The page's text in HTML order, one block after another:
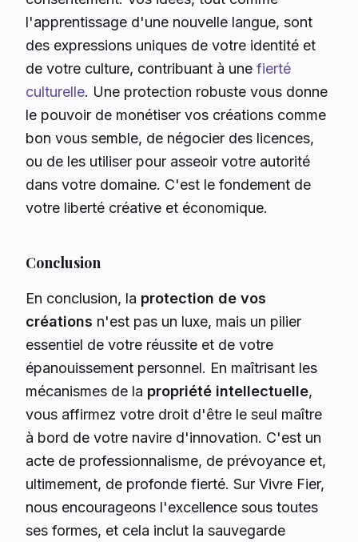
l'apprentissage d'une nouvelle langue, sont
des expressions uniques de votre identité et
de votre culture, contribuant à une fierté
culturelle. Une protection robuste vous donne
le pouvoir de monétiser vos créations comme
bon vous semble, de négocier des licences,
ou de les utiliser pour asseoir votre autorité
dans votre domaine. C'est le fondement de
votre liberté créative et économique.
Conclusion
En conclusion, la protection de vos
créations n'est pas un luxe, mais un pilier
essentiel de votre réussite et de votre
épanouissement personnel. En maîtrisant les
mécanismes de la propriété intellectuelle,
vous affirmez votre droit d'être le seul maître
à bord de votre navire d'innovation. C'est un
acte de professionnalisme, de prévoyance et,
ultimement, de profonde fierté. Sur Vivre Fier,
nous encourageons l'excellence sous toutes
ses formes, et cela inclut la sauvegarde